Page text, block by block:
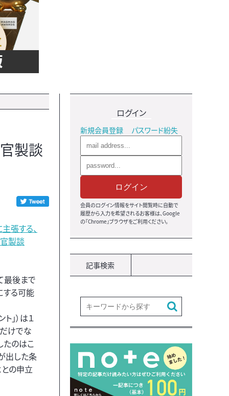
製談
張する、
製談
最後まで
する可能
」）は１
けでな
たのはこ
出した条
の申立
ログイン
新規会員登録 パスワード紛失
ログイン
会員のログイン情報をサイト閲覧時に自動で
履歴から入力を希望されるお客様は、Google
の『Chrome』ブラウザをご利用ください。
記事検索